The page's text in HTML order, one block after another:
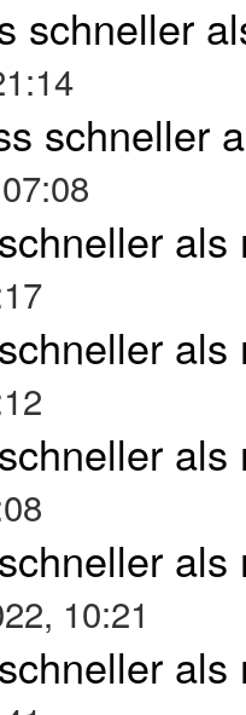
schneller
schneller
10:21